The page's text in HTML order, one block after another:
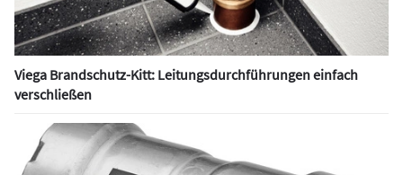
Viega Brandschutz-Kitt: Leitungsdurchführungen einfach
verschließen